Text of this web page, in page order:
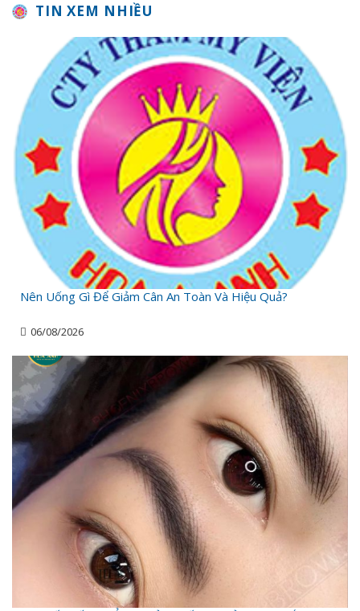
TIN XEM NHIỀU
Nên Uống Gì Để Giảm Cân An Toàn Và Hiệu Quả?
06/08/2026